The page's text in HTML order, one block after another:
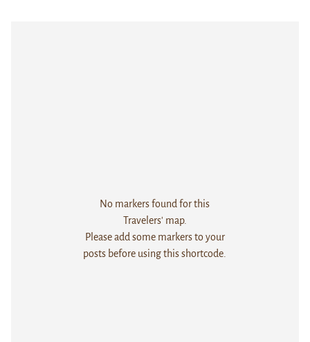
No markers found for this
Travelers' map.
Please add some markers to your
posts before using this shortcode.